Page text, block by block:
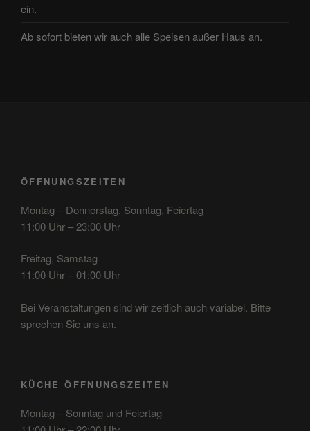
ein.
Ab sofort bieten wir auch alle Speisen außer Haus an.
ÖFFNUNGSZEITEN
Montag – Donnerstag, Sonntag, Feiertag
11:00 Uhr – 23:00 Uhr
Freitag, Samstag
11:00 Uhr – 01:00 Uhr
Bei Veranstaltungen sind wir zeitlich auch variabel. Bitte
sprechen Sie uns an.
KÜCHE ÖFFNUNGSZEITEN
Montag – Sonntag und Feiertag